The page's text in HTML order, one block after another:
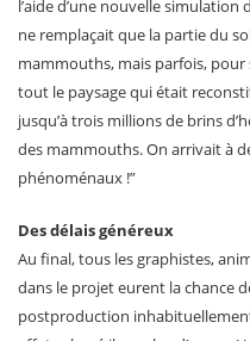
l’aide d’une nouvelle
ne remplaçait que la partie du
mammouths, mais parfois, pour
tout le paysage qui était
jusqu’à trois millions de brins
des mammouths. On arrivait à
phénoménaux !”
Des délais généreux
Au final, tous les graphistes,
dans le projet eurent la chance
postproduction